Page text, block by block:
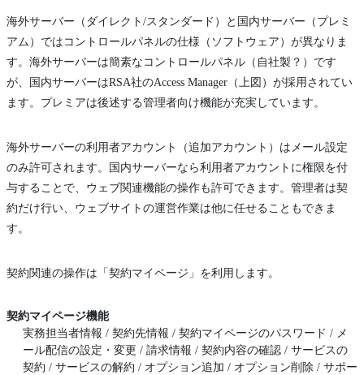
海外サーバー（ダイレクト/スタンダード）と国内サーバー（プレミ
アム）ではコントロールパネルの仕様（ソフトウェア）が異なりま
す。海外サーバーは簡素なコントロールパネル（自社製？）です
が、国内サーバーはRSA社のAccess Manager（上図）が採用されてい
ます。プレミアは後述する管理者向け機能が充実しています。
海外サーバーの利用者アカウント（追加アカウント）はメール設定
のみ許可されます。国内サーバーなら利用者アカウントに権限を付
与することで、ウェブ関連機能の操作も許可できます。管理者は契
約だけ行い、ウェブサイトの運営作業は他に任せることもできま
す。
契約関連の操作は「契約マイページ」を利用します。
契約マイページ機能
実務担当者情報 / 契約先情報 / 契約マイページのパスワード / メ
ール配信の設定・変更 / 請求情報 / 契約内容の確認 / サービスの
契約 / サービスの解約 / オプション追加 / オプション削除 / サポー